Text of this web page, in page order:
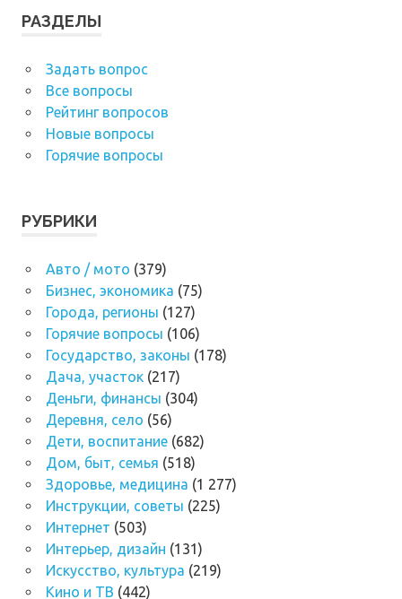
РАЗДЕЛЫ
Задать вопрос
Все вопросы
Рейтинг вопросов
Новые вопросы
Горячие вопросы
РУБРИКИ
Авто / мото (379)
Бизнес, экономика (75)
Города, регионы (127)
Горячие вопросы (106)
Государство, законы (178)
Дача, участок(217)
Деньги, финансы (304)
Деревня, село (56)
Дети, воспитание(682)
Дом, быт, семья (518)
Здоровье, медицина (1 277)
Инструкции, советы (225)
Интернет (503)
Интерьер, дизайн (131)
Искусство, культура (219)
Кино и ТВ (442)